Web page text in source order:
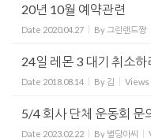
20년 10월 예약관련
Date 2020.04.27 By 그린랜드짱
24일 레몬 3 대기 취소하
Date 2018.08.14 By 김 Views
5/4 회사 단체 운동회 문
Date 2023.02.22 By 별당아씨